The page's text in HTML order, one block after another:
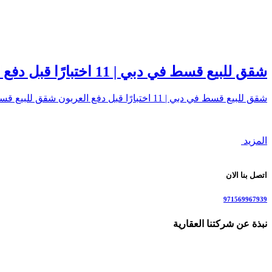
شقق للبيع قسط في دبي | 11 اختبارًا قبل دفع العربون
شقق للبيع قسط في دبي | 11 اختبارًا قبل دفع العربون شقق للبيع قسط تعني…
المزيد
اتصل بنا الان
971569967939
نبذة عن شركتنا العقارية